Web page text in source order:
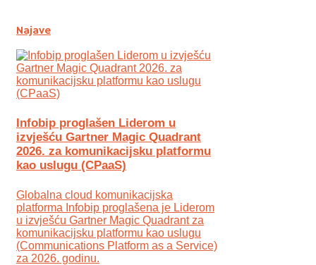
Najave
Infobip proglašen Liderom u
izvješću Gartner Magic Quadrant
2026. za komunikacijsku platformu
kao uslugu (CPaaS)
Globalna cloud komunikacijska
platforma Infobip proglašena je Liderom
u izvješću Gartner Magic Quadrant za
komunikacijsku platformu kao uslugu
(Communications Platform as a Service)
za 2026. godinu.